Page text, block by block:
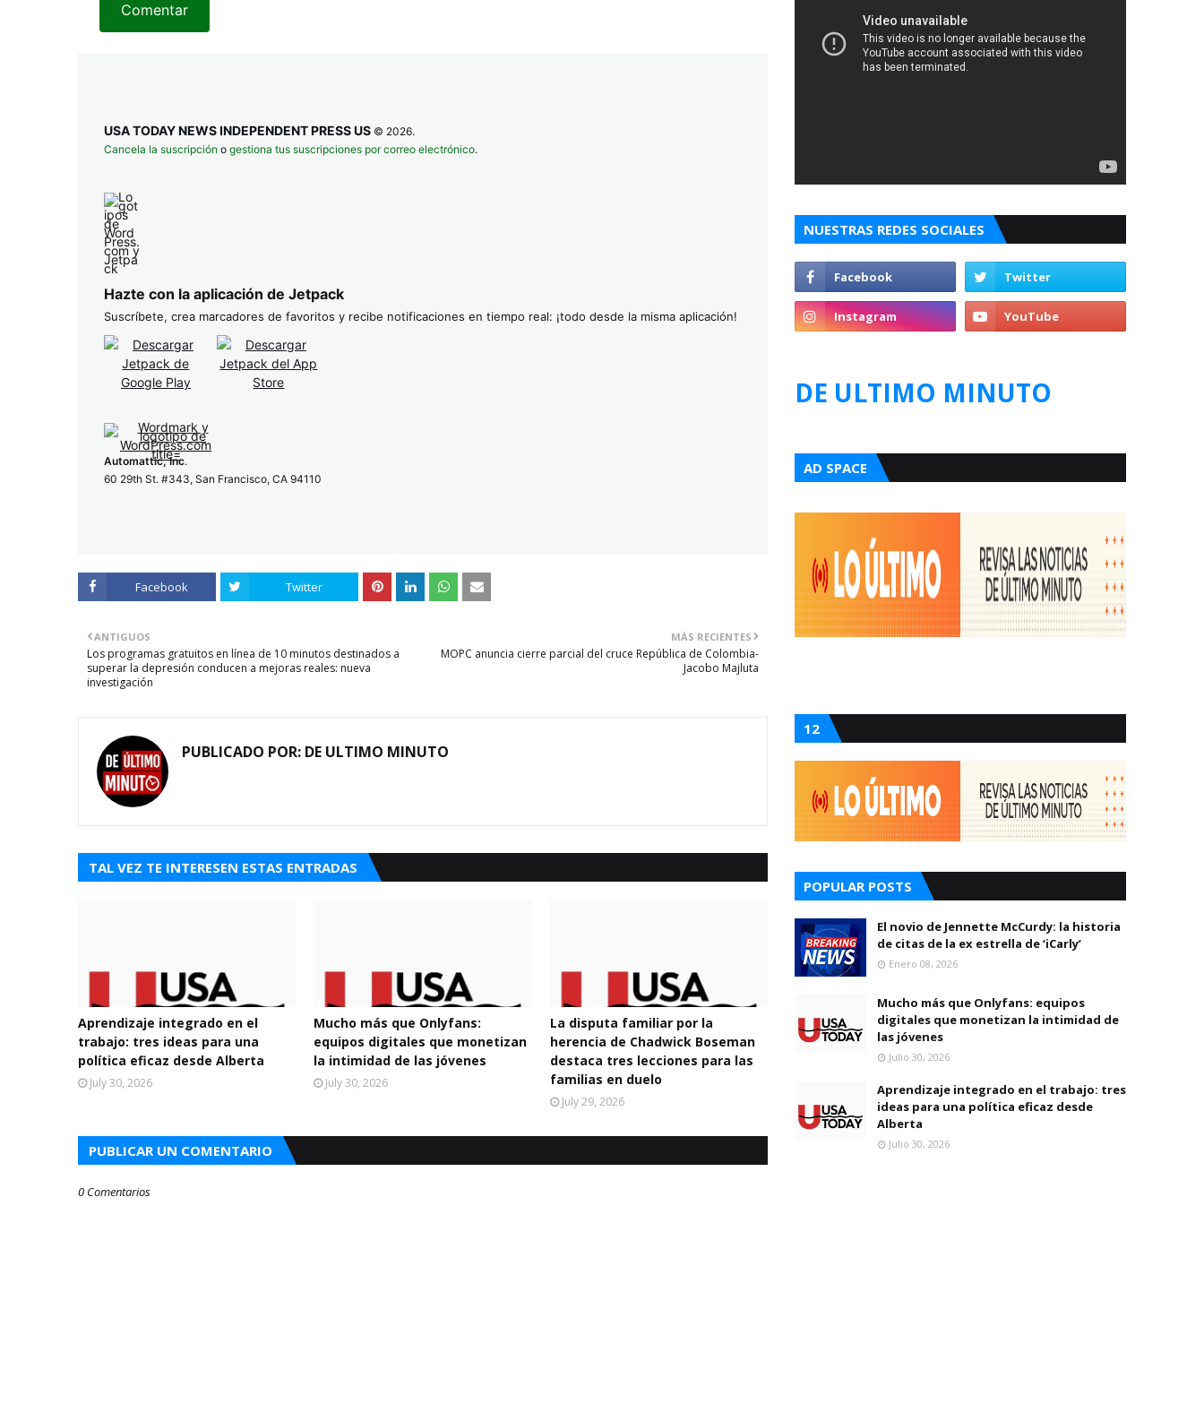
Comentar
USA TODAY NEWS INDEPENDENT PRESS US © 2026.
Cancela la suscripción o gestiona tus suscripciones por correo electrónico.
Hazte con la aplicación de Jetpack
Suscríbete, crea marcadores de favoritos y recibe notificaciones en tiempo real: ¡todo desde la misma aplicación!
Automattic, Inc.
60 29th St. #343, San Francisco, CA 94110
Facebook Twitter
MÁS RECIENTES
MOPC anuncia cierre parcial del cruce República de Colombia-
Jacobo Majluta
ANTIGUOS
Los programas gratuitos en línea de 10 minutos destinados a
superar la depresión conducen a mejoras reales: nueva
investigación
PUBLICADO POR: DE ULTIMO MINUTO
TAL VEZ TE INTERESEN ESTAS ENTRADAS
Aprendizaje integrado en el
trabajo: tres ideas para una
política eficaz desde Alberta
July 30, 2026
Mucho más que Onlyfans:
equipos digitales que monetizan
la intimidad de las jóvenes
July 30, 2026
La disputa familiar por la
herencia de Chadwick Boseman
destaca tres lecciones para las
familias en duelo
July 29, 2026
PUBLICAR UN COMENTARIO
0 Comentarios
NUESTRAS REDES SOCIALES
DE ULTIMO MINUTO
AD SPACE
12
POPULAR POSTS
El novio de Jennette McCurdy: la historia
de citas de la ex estrella de ‘iCarly’
Enero 08, 2026
Mucho más que Onlyfans: equipos
digitales que monetizan la intimidad de
las jóvenes
Julio 30, 2026
Aprendizaje integrado en el trabajo: tres
ideas para una política eficaz desde
Alberta
Julio 30, 2026